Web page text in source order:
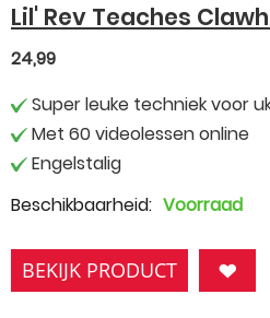
Lil' Rev Teaches
24,99
Super leuke techniek voor
Met 60 videolessen online
Engelstalig
Beschikbaarheid: Voorraad
BEKIJK PRODUCT